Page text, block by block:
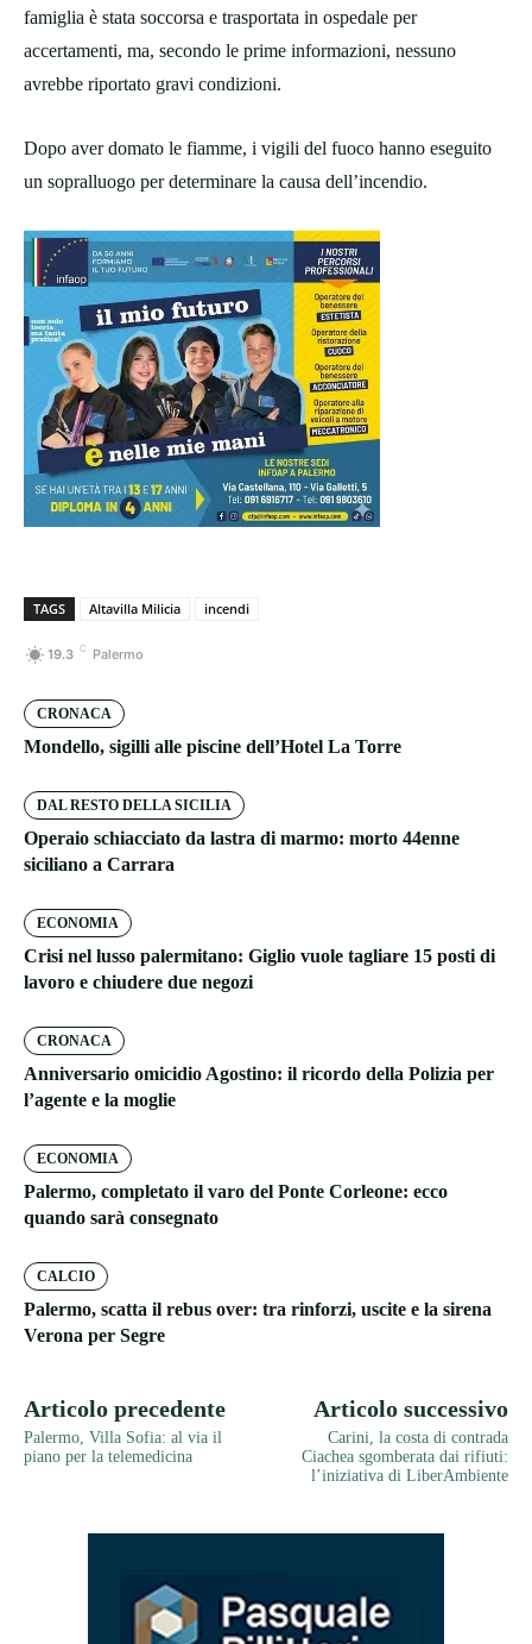
famiglia è stata soccorsa e trasportata in ospedale per
accertamenti, ma, secondo le prime informazioni, nessuno
avrebbe riportato gravi condizioni.
Dopo aver domato le fiamme, i vigili del fuoco hanno eseguito
un sopralluogo per determinare la causa dell’incendio.
TAGS Altavilla Milicia incendi
19.3 C Palermo
CRONACA
Mondello, sigilli alle piscine dell’Hotel La Torre
DAL RESTO DELLA SICILIA
Operaio schiacciato da lastra di marmo: morto 44enne
siciliano a Carrara
ECONOMIA
Crisi nel lusso palermitano: Giglio vuole tagliare 15 posti di
lavoro e chiudere due negozi
CRONACA
Anniversario omicidio Agostino: il ricordo della Polizia per
l’agente e la moglie
ECONOMIA
Palermo, completato il varo del Ponte Corleone: ecco
quando sarà consegnato
CALCIO
Palermo, scatta il rebus over: tra rinforzi, uscite e la sirena
Verona per Segre
Articolo precedente
Palermo, Villa Sofia: al via il
piano per la telemedicina
Articolo successivo
Carini, la costa di contrada
Ciachea sgomberata dai rifiuti:
l’iniziativa di LiberAmbiente